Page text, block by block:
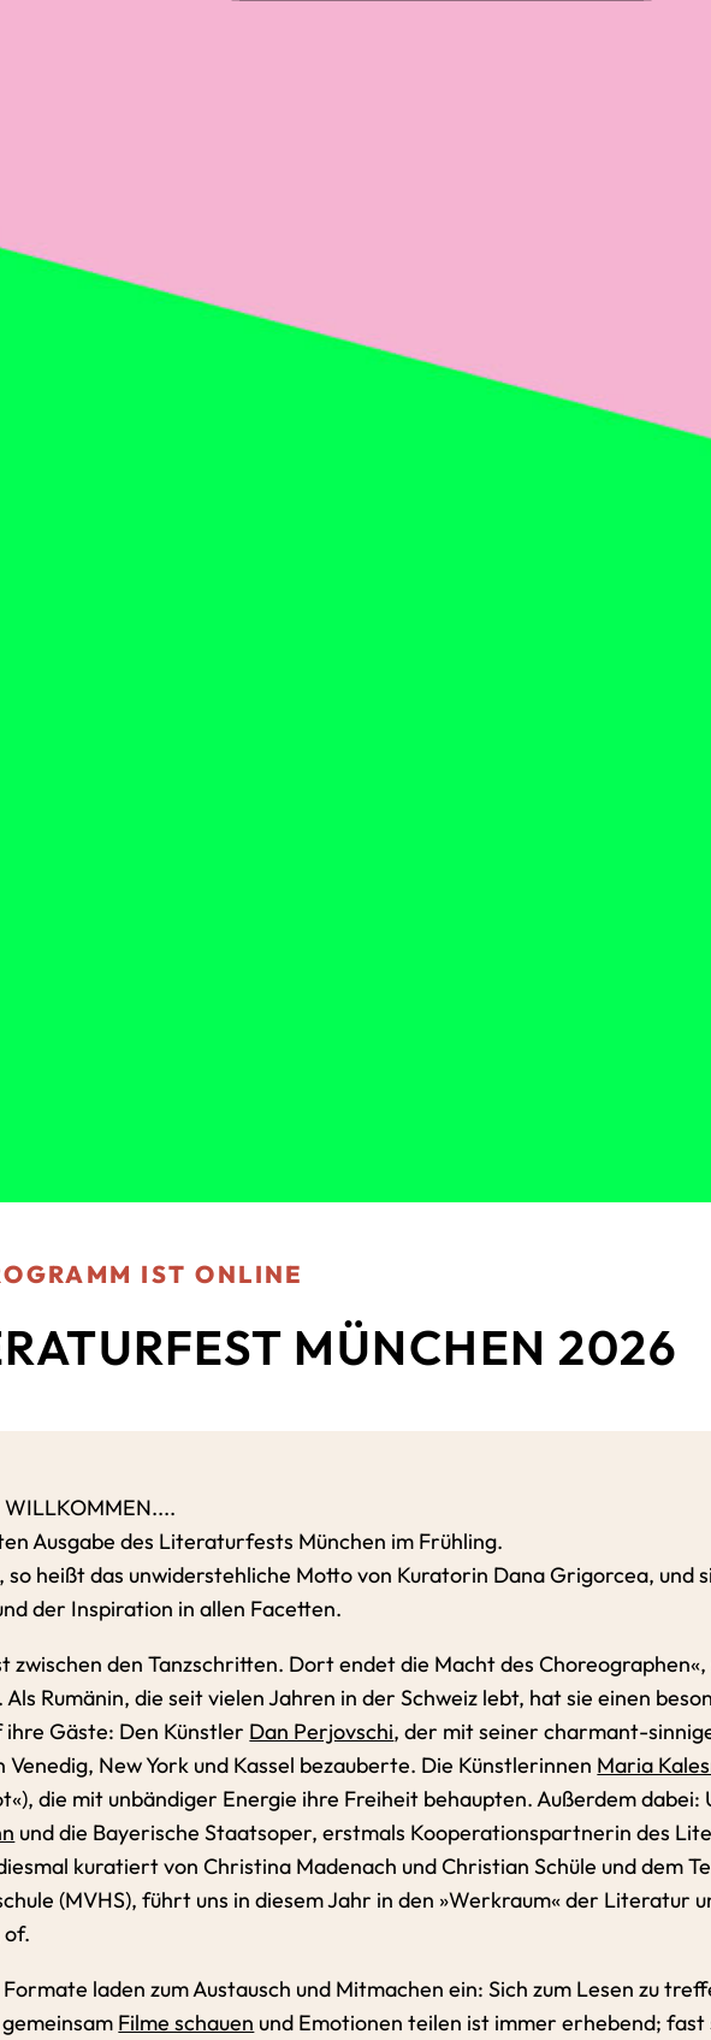
IST ONLINE
MÜNCHEN 2026
WILLKOMMEN....
Ausgabe des Literaturfests München im Frühling.
, so heißt das unwiderstehliche Motto von Kuratorin Dana Grigorcea, und
der Inspiration in allen Facetten.
zwischen den Tanzschritten. Dort endet die Macht des
Rumänin, die seit vielen Jahren in der Schweiz lebt, hat sie einen
ihre Gäste: Den Künstler Dan Perjovschi, der mit seiner charmant-
Venedig, New York und Kassel bezauberte. Die Künstlerinnen Maria
die mit unbändiger Energie ihre Freiheit behaupten. Außerdem
und die Bayerische Staatsoper, erstmals Kooperationspartnerin des
kuratiert von Christina Madenach und Christian Schüle und dem
(MVHS), führt uns in diesem Jahr in den »Werkraum« der Literatur
of.
laden zum Austausch und Mitmachen ein: Sich zum Lesen zu
gemeinsam Filme schauen und Emotionen teilen ist immer erhebend; fast